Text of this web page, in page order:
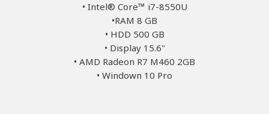
• Intel® Core™ i7-8550U
•RAM 8 GB
• HDD 500 GB
• Display 15.6"
• AMD Radeon R7 M460 2GB
• Windown 10 Pro